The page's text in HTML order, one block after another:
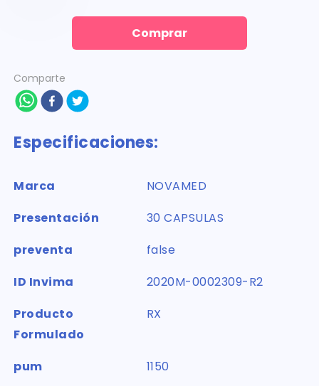
Comprar
Comparte
Especificaciones:
Marca
NOVAMED
Presentación
30 CAPSULAS
preventa
false
ID Invima
2020M-0002309-R2
Producto
Formulado
RX
pum
1150